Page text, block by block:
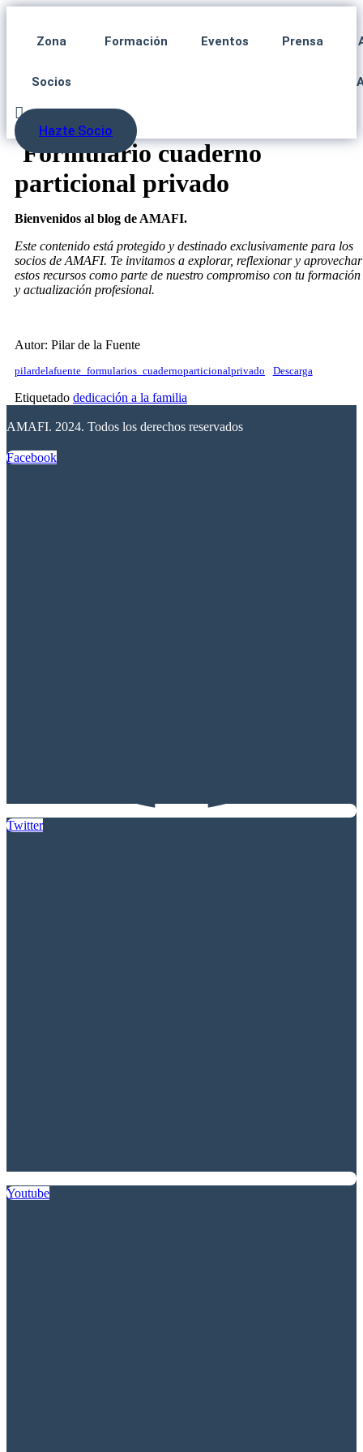
Zona
Socios
Formación Eventos Prensa
Hazte Socio
Formulario cuaderno
particional privado
Bienvenidos al blog de AMAFI.
Este contenido está protegido y destinado exclusivamente para los
socios de AMAFI. Te invitamos a explorar, reflexionar y aprovechar
estos recursos como parte de nuestro compromiso con tu formación
y actualización profesional.
Autor: Pilar de la Fuente
pilardelafuente_formularios_cuadernoparticionalprivado Descarga
Etiquetado dedicación a la familia
AMAFI. 2024. Todos los derechos reservados
Facebook
Twitter
Youtube